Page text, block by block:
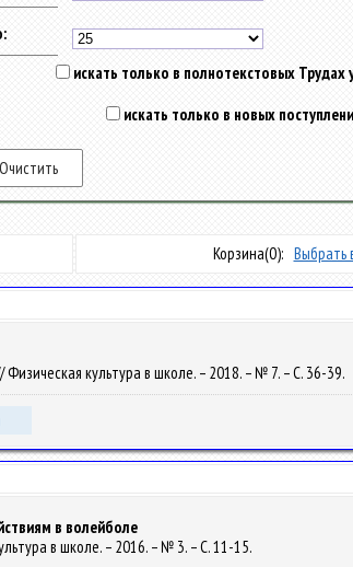
искать только в полнотекстовых Трудах
искать только в новых
Корзина(0): Выбрать
культура в школе. – 2018. – № 7. – С. 36-39.
в волейболе
в школе. – 2016. – № 3. – С. 11-15.